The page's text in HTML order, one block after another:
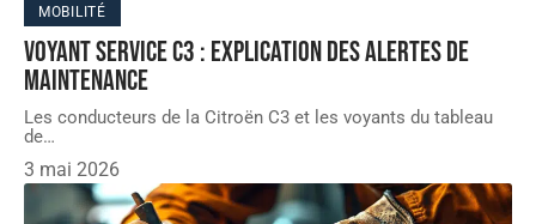
MOBILITÉ
Voyant service C3 : Explication des alertes de
maintenance
Les conducteurs de la Citroën C3 et les voyants du tableau
de…
3 mai 2026